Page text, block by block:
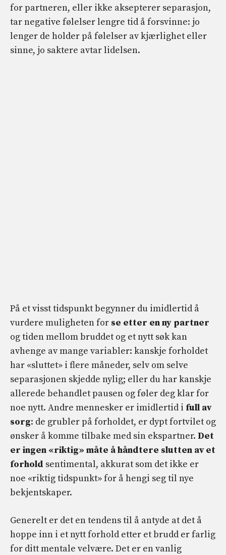
for partneren, eller ikke aksepterer separasjon,
tar negative følelser lengre tid å forsvinne: jo
lenger de holder på følelser av kjærlighet eller
sinne, jo saktere avtar lidelsen.
På et visst tidspunkt begynner du imidlertid å
vurdere muligheten for se etter en ny partner
og tiden mellom bruddet og et nytt søk kan
avhenge av mange variabler: kanskje forholdet
har «sluttet» i flere måneder, selv om selve
separasjonen skjedde nylig; eller du har kanskje
allerede behandlet pausen og føler deg klar for
noe nytt. Andre mennesker er imidlertid i full av
sorg: de grubler på forholdet, er dypt fortvilet og
ønsker å komme tilbake med sin ekspartner. Det
er ingen «riktig» måte å håndtere slutten av et
forhold sentimental, akkurat som det ikke er
noe «riktig tidspunkt» for å hengi seg til nye
bekjentskaper.
Generelt er det en tendens til å antyde at det å
hoppe inn i et nytt forhold etter et brudd er farlig
for ditt mentale velvære. Det er en vanlig